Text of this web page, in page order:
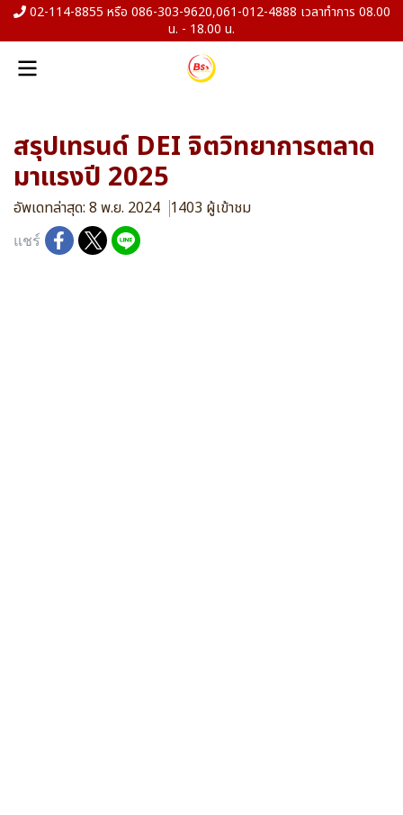
02-114-8855 หรือ 086-303-9620,061-012-4888 เวลาทำการ 08.00
น. - 18.00 น.
สรุปเทรนด์ DEI จิตวิทยาการตลาด
มาแรงปี 2025
อัพเดทล่าสุด: 8 พ.ย. 2024 1403 ผู้เข้าชม
แชร์